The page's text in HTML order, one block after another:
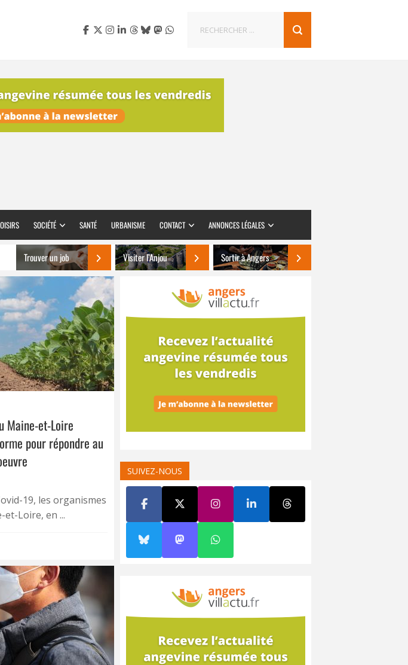
SOCIÉTÉ SANTÉ URBANISME CONTACT ANNONCES LÉGALES
Trouver un job Visiter l’Anjou Sortir à Angers
Maine-et-Loire
pour répondre au
19, les organismes
et-Loire, en ...
SUIVEZ-NOUS